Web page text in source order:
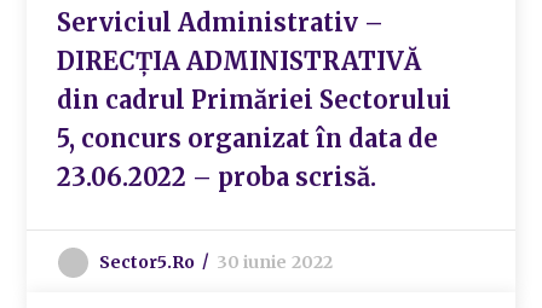
Serviciul Administrativ –
DIRECȚIA ADMINISTRATIVĂ
din cadrul Primăriei Sectorului
5, concurs organizat în data de
23.06.2022 – proba scrisă.
Sector5.ro 30 iunie 2022